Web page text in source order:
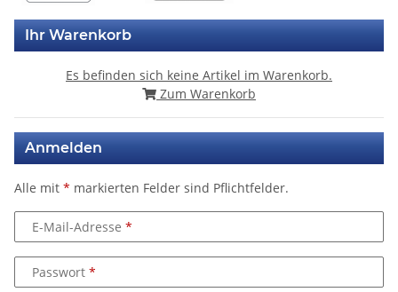
Ihr Warenkorb
Es befinden sich keine Artikel im Warenkorb.
Zum Warenkorb
Anmelden
Alle mit * markierten Felder sind Pflichtfelder.
E-Mail-Adresse
Passwort